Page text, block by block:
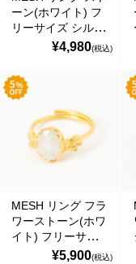
ーン(ホワイト) フ
リーサイズ シルバ
ー925 18Kゴール
ルトガル直輸入
ANE0023 Gold
¥4,980(税込)
MESH リング フラ
ワーストーン(ホワ
イト) フリーサイ
ズ シルバー925
¥5,900(税込)
**夏期休業日のお知らせ
夏期休業日とさせてい
ら8月16日(金)14:00の
■Amaricoドッグフード
ンフリー成犬～シニア
Amaricoドッグフード
ステイロイヤル グレ
輸送遅延のため入荷が
せんでした。